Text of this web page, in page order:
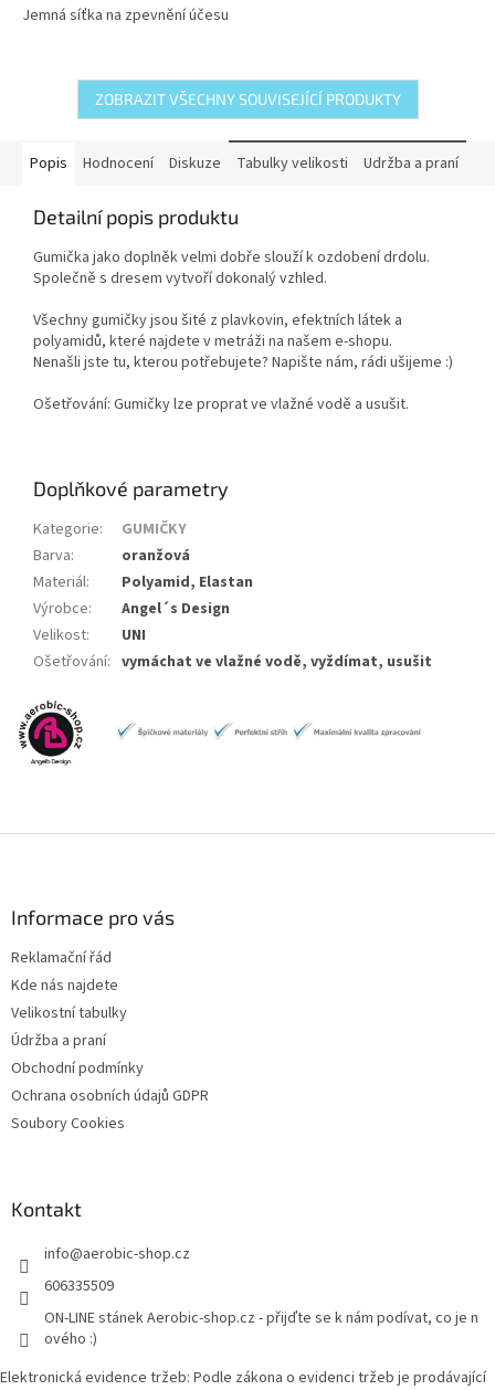
z
Jemná síťka na zpevnění účesu
ZOBRAZIT VŠECHNY SOUVISEJÍCÍ PRODUKTY
Popis Hodnocení Diskuze Tabulky velikosti Udržba a praní
Detailní popis produktu
Gumička jako doplněk velmi dobře slouží k ozdobení drdolu.
Společně s dresem vytvoří dokonalý vzhled.
Všechny gumičky jsou šité z plavkovin, efektních látek a
polyamidů, které najdete v metráži na našem e-shopu.
Nenašli jste tu, kterou potřebujete? Napište nám, rádi ušijeme :)
Ošetřování: Gumičky lze proprat ve vlažné vodě a usušit.
Doplňkové parametry
Kategorie:
GUMIČKY
Barva:
oranžová
Materiál:
Polyamid, Elastan
Výrobce:
Angel´s Design
Velikost:
UNI
Ošetřování: vymáchat ve vlažné vodě, vyždímat, usušit
Informace pro vás
Reklamační řád
Kde nás najdete
Velikostní tabulky
Údržba a praní
Obchodní podmínky
Ochrana osobních údajů GDPR
Soubory Cookies
Kontakt
info@aerobic-shop.cz
606335509
ON-LINE stánek Aerobic-shop.cz - přijďte se k nám podívat, co je n
ového :)
Elektronická evidence tržeb: Podle zákona o evidenci tržeb je prodávající